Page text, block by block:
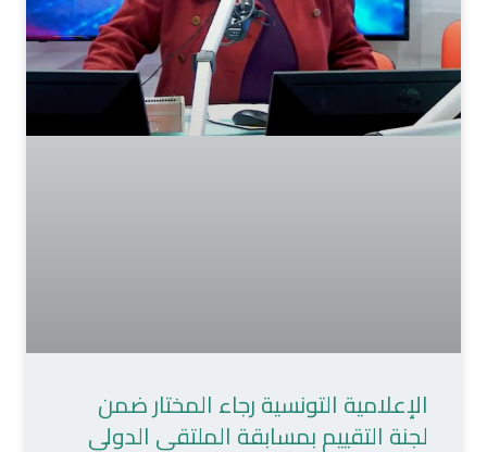
الإعلامية التونسية رجاء المختار ضمن
لجنة التقييم بمسابقة الملتقى الدولي